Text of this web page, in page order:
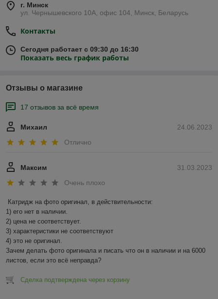
г. Минск
ул. Чернышевского 10А, офис 104, Минск, Беларусь
Контакты
Сегодня работает с 09:30 до 16:30
Показать весь график работы
Отзывы о магазине
17 отзывов за всё время
24.06.2023
Михаил
Отлично
31.03.2023
Максим
Очень плохо
Катридж на фото оригинал, в действительности:
1) его нет в наличии.
2) цена не соответствует.
3) характеристики не соответствуют
4) это не оригинал.
Зачем делать фото оригинала и писать что он в наличии и на 6000
листов, если это всё неправда?
Сделка подтверждена через корзину